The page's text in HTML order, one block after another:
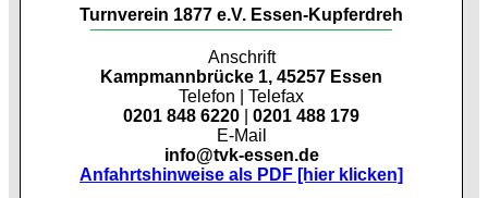
Turnverein 1877 e.V. Essen-Kupferdreh
Anschrift
Kampmannbrücke 1, 45257 Essen
Telefon | Telefax
0201 848 6220
0201 488 179
E-Mail
info@tvk-essen.de
Anfahrtshinweise als PDF [hier klicken]